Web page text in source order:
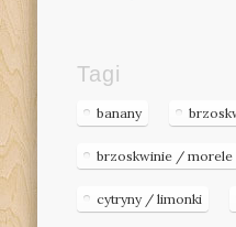
Tagi
banany
brzoskwinie / morele
cytryny / limonki